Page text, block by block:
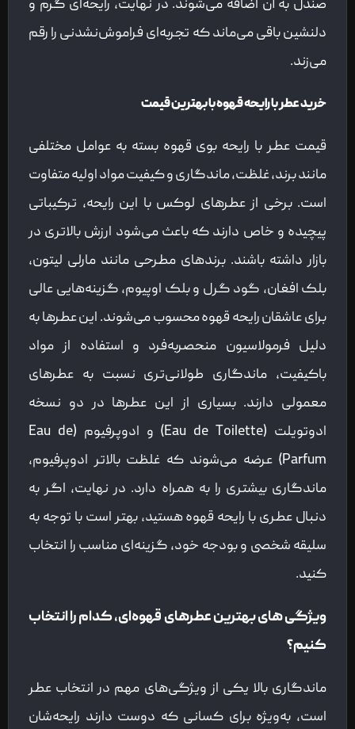
صندل به آن اضافه می‌شوند. در نهایت، رایحه‌ای گرم و
دلنشین باقی می‌ماند که تجربه‌ای فراموش‌نشدنی را رقم
می‌زند.
خرید عطر با رایحه قهوه با بهترین قیمت
قیمت عطر با رایحه بوی قهوه بسته به عوامل مختلفی
مانند برند، غلظت، ماندگاری و کیفیت مواد اولیه متفاوت
است. برخی از عطرهای لوکس با این رایحه، ترکیباتی
پیچیده و خاص دارند که باعث می‌شود ارزش بالاتری در
بازار داشته باشند. برندهای مطرحی مانند مارلی لیتون،
بلک افغان، گود گرل و بلک اوپیوم، گزینه‌هایی عالی
برای عاشقان رایحه قهوه محسوب می‌شوند. این عطرها به
دلیل فرمولاسیون منحصربه‌فرد و استفاده از مواد
باکیفیت، ماندگاری طولانی‌تری نسبت به عطرهای
معمولی دارند. بسیاری از این عطرها در دو نسخه
ادوتویلت (Eau de Toilette) و ادوپرفیوم (Eau de
Parfum) عرضه می‌شوند که غلظت بالاتر ادوپرفیوم،
ماندگاری بیشتری را به همراه دارد. در نهایت، اگر به
دنبال عطری با رایحه قهوه هستید، بهتر است با توجه به
سلیقه شخصی و بودجه خود، گزینه‌ای مناسب را انتخاب
کنید.
ویژگی‌ های بهترین عطرهای قهوه‌ای، کدام را انتخاب
کنیم؟
ماندگاری بالا یکی از ویژگی‌های مهم در انتخاب عطر
است، به‌ویژه برای کسانی که دوست دارند رایحه‌شان